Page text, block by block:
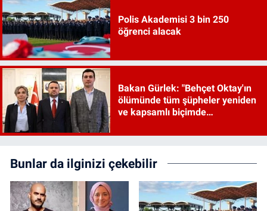
Polis Akademisi 3 bin 250
öğrenci alacak
Bakan Gürlek: "Behçet Oktay'ın
ölümünde tüm şüpheler yeniden
ve kapsamlı biçimde
Bunlar da ilginizi çekebilir